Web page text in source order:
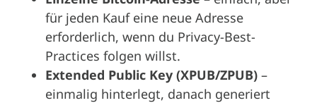
für jeden Kauf eine neue Adresse
erforderlich, wenn du Privacy-Best-
Practices folgen willst.
Extended Public Key (XPUB/ZPUB) –
einmalig hinterlegt, danach generiert